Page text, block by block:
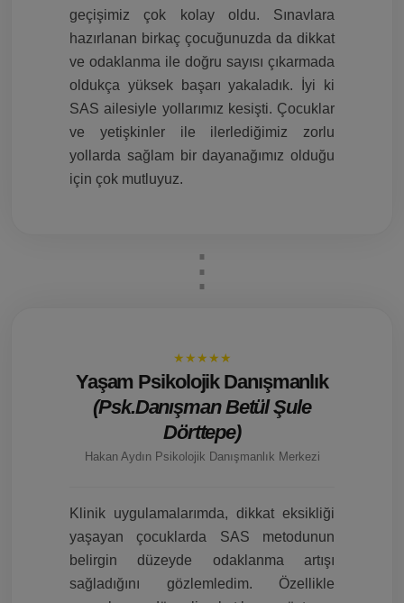
geçişimiz çok kolay oldu. Sınavlara
hazırlanan birkaç çocuğunuzda da dikkat
ve odaklanma ile doğru sayısı çıkarmada
oldukça yüksek başarı yakaladık. İyi ki
SAS ailesiyle yollarımız kesişti. Çocuklar
ve yetişkinler ile ilerlediğimiz zorlu
yollarda sağlam bir dayanağımız olduğu
için çok mutluyuz.
★★★★★
Yaşam Psikolojik Danışmanlık
(Psk.Danışman Betül Şule
Dörttepe)
Hakan Aydın Psikolojik Danışmanlık Merkezi
Klinik uygulamalarımda, dikkat eksikliği
yaşayan çocuklarda SAS metodunun
belirgin düzeyde odaklanma artışı
sağladığını gözlemledim. Özellikle